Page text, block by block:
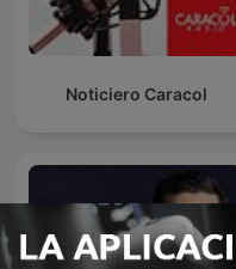
Noticiero Caracol